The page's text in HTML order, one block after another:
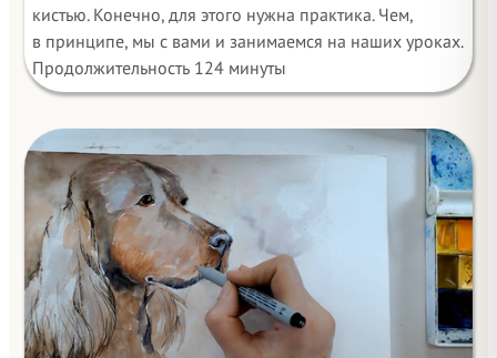
кистью. Конечно, для этого нужна практика. Чем,
в принципе, мы с вами и занимаемся на наших уроках.
Продолжительность 124 минуты